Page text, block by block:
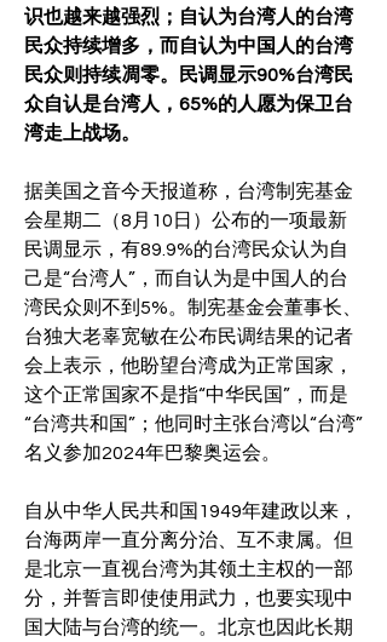
识也越来越强烈；自认为台湾人的台湾
民众持续增多，而自认为中国人的台湾
民众则持续凋零。民调显示90%台湾民
众自认是台湾人，65%的人愿为保卫台
湾走上战场。
据美国之音今天报道称，台湾制宪基金
会星期二（8月10日）公布的一项最新
民调显示，有89.9%的台湾民众认为自
己是“台湾人”，而自认为是中国人的台
湾民众则不到5%。制宪基金会董事长、
台独大老辜宽敏在公布民调结果的记者
会上表示，他盼望台湾成为正常国家，
这个正常国家不是指“中华民国”，而是
“台湾共和国”；他同时主张台湾以“台湾”
名义参加2024年巴黎奥运会。
自从中华人民共和国1949年建政以来，
台海两岸一直分离分治、互不隶属。但
是北京一直视台湾为其领土主权的一部
分，并誓言即使使用武力，也要实现中
国大陆与台湾的统一。北京也因此长期